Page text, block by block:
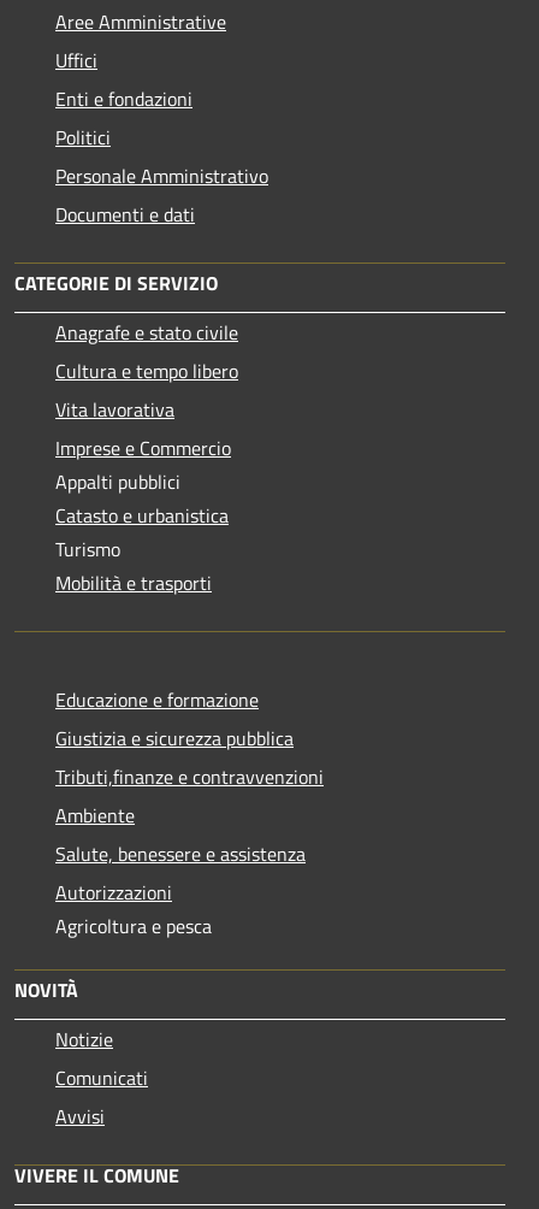
Aree Amministrative
Uffici
Enti e fondazioni
Politici
Personale Amministrativo
Documenti e dati
CATEGORIE DI SERVIZIO
Anagrafe e stato civile
Cultura e tempo libero
Vita lavorativa
Imprese e Commercio
Appalti pubblici
Catasto e urbanistica
Turismo
Mobilità e trasporti
Educazione e formazione
Giustizia e sicurezza pubblica
Tributi,finanze e contravvenzioni
Ambiente
Salute, benessere e assistenza
Autorizzazioni
Agricoltura e pesca
NOVITÀ
Notizie
Comunicati
Avvisi
VIVERE IL COMUNE